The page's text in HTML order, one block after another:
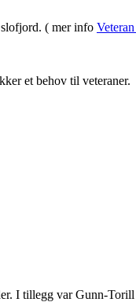
( mer info
et behov til veteraner.
I tillegg var Gunn-